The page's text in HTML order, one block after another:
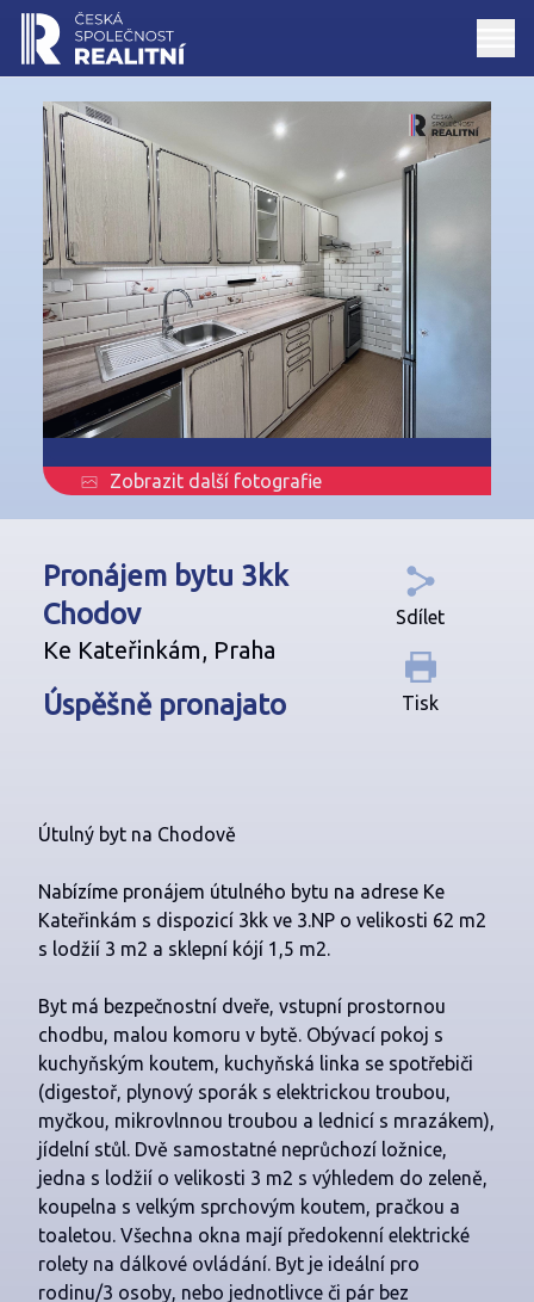
Zobrazit další fotografie
Pronájem bytu 3kk
Chodov
Ke Kateřinkám, Praha
Úspěšně pronajato
Sdílet
Tisk
Útulný byt na Chodově
Nabízíme pronájem útulného bytu na adrese Ke
Kateřinkám s dispozicí 3kk ve 3.NP o velikosti 62 m2
s lodžií 3 m2 a sklepní kójí 1,5 m2.
Byt má bezpečnostní dveře, vstupní prostornou
chodbu, malou komoru v bytě. Obývací pokoj s
kuchyňským koutem, kuchyňská linka se spotřebiči
(digestoř, plynový sporák s elektrickou troubou,
myčkou, mikrovlnnou troubou a lednicí s mrazákem),
jídelní stůl. Dvě samostatné neprůchozí ložnice,
jedna s lodžií o velikosti 3 m2 s výhledem do zeleně,
koupelna s velkým sprchovým koutem, pračkou a
toaletou. Všechna okna mají předokenní elektrické
rolety na dálkové ovládání. Byt je ideální pro
rodinu/3 osoby, nebo jednotlivce či pár bez